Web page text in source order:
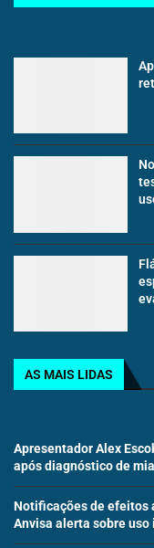
AS MAIS LIDAS
Apresentador Alex
após diagnóstico de
Notificações de efeitos
Anvisa alerta sobre